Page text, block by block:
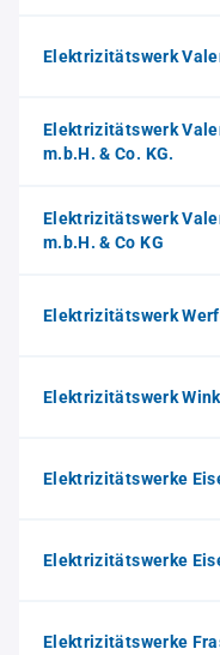
Elektrizitätswerk
Elektrizitätswerk
m.b.H. & Co. KG.
Elektrizitätswerk
m.b.H. & Co KG
Elektrizitätswerk
Elektrizitätswerk
Elektrizitätswerke
Elektrizitätswerke
Elektrizitätswerke